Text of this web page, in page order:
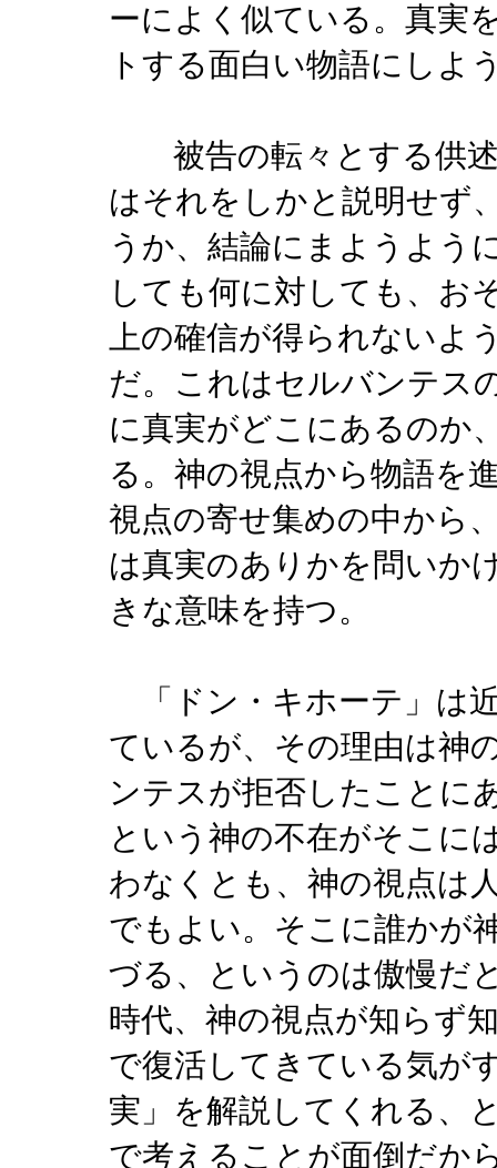
ーによく似ている。真実
トする面白い物語にし
被告の転々とする供述
はそれをしかと説明せず
うか、結論にまようよう
しても何に対しても、お
上の確信が得られないよ
だ。これはセルバンテス
に真実がどこにあるのか
る。神の視点から物語を
視点の寄せ集めの中から
は真実のありかを問いか
きな意味を持つ。
「ドン・キホーテ」は
ているが、その理由は神
ンテスが拒否したことに
という神の不在がそこに
わなくとも、神の視点は
でもよい。そこに誰かが
づる、というのは傲慢だ
時代、神の視点が知らず
で復活してきている気が
実」を解説してくれる、
で考えることが面倒だか